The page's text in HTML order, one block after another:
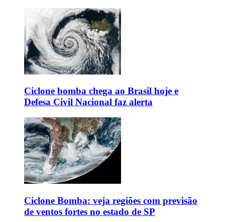
Ciclone bomba chega ao Brasil hoje e
Defesa Civil Nacional faz alerta
Ciclone Bomba: veja regiões com previsão
de ventos fortes no estado de SP